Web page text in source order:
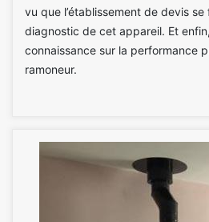
vu que l’établissement de devis
diagnostic de cet appareil. Et
connaissance sur la performance
ramoneur.